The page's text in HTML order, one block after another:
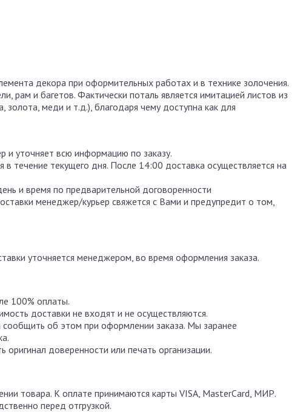
декора при оформительных работах и в технике золочения.
и багетов. Фактически поталь является имитацией листов из
меди и т.д.), благодаря чему доступна как для
и уточняет всю информацию по заказу.
течение текущего дня. После 14:00 доставка осуществляется на
и время по предварительной договоренности
менеджер/курьер свяжется с Вами и предупредит о том,
уточняется менеджером, во время оформления заказа.
100% оплаты.
доставки не входят и не осуществляются.
об этом при оформлении заказа. Мы заранее
доверенности или печать организации.
товара. К оплате принимаются карты VISA, MasterCard, МИР.
перед отгрузкой.